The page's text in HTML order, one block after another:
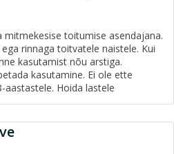
toitumise asendajana.
rinnaga toitvatele naistele. Kui
kasutamist nõu arstiga.
kasutamine. Ei ole ette
aastastele. Hoida lastele